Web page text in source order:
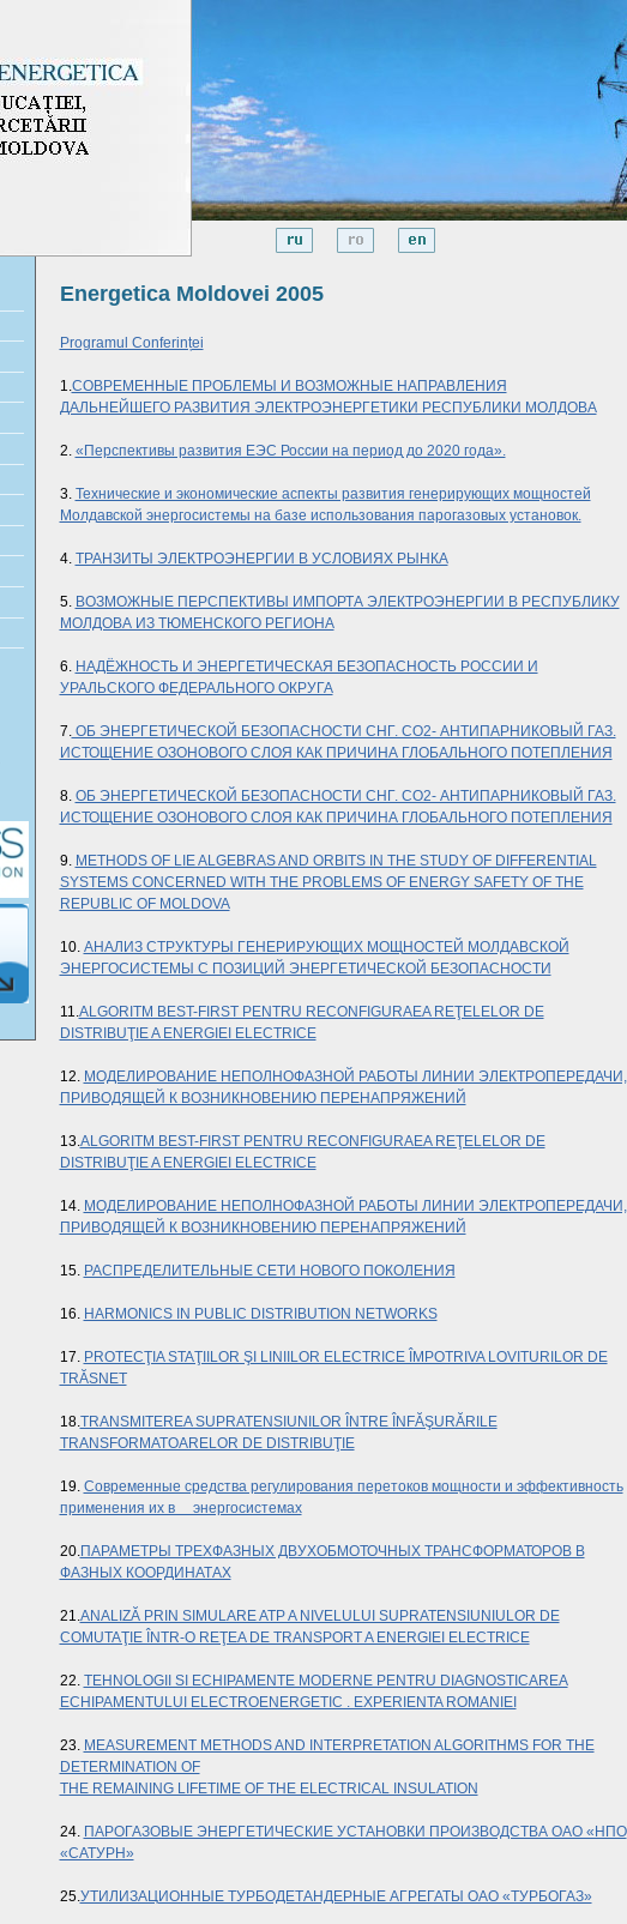
Energetica Moldovei 2005
Programul Conferinței
1.СОВРЕМЕННЫЕ ПРОБЛЕМЫ И ВОЗМОЖНЫЕ НАПРАВЛЕНИЯ
ДАЛЬНЕЙШЕГО РАЗВИТИЯ ЭЛЕКТРОЭНЕРГЕТИКИ РЕСПУБЛИКИ МОЛДОВА
2. «Перспективы развития ЕЭС России на период до 2020 года».
3. Технические и экономические аспекты развития генерирующих мощностей
Молдавской энергосистемы на базе использования парогазовых установок.
4. ТРАНЗИТЫ ЭЛЕКТРОЭНЕРГИИ В УСЛОВИЯХ РЫНКА
5. ВОЗМОЖНЫЕ ПЕРСПЕКТИВЫ ИМПОРТА ЭЛЕКТРОЭНЕРГИИ В РЕСПУБЛИКУ
МОЛДОВА ИЗ ТЮМЕНСКОГО РЕГИОНА
6. НАДЁЖНОСТЬ И ЭНЕРГЕТИЧЕСКАЯ БЕЗОПАСНОСТЬ РОССИИ И
УРАЛЬСКОГО ФЕДЕРАЛЬНОГО ОКРУГА
7.ОБ ЭНЕРГЕТИЧЕСКОЙ БЕЗОПАСНОСТИ СНГ. СО2- АНТИПАРНИКОВЫЙ ГАЗ.
ИСТОЩЕНИЕ ОЗОНОВОГО СЛОЯ КАК ПРИЧИНА ГЛОБАЛЬНОГО ПОТЕПЛЕНИЯ
8. ОБ ЭНЕРГЕТИЧЕСКОЙ БЕЗОПАСНОСТИ СНГ. СО2- АНТИПАРНИКОВЫЙ ГАЗ.
ИСТОЩЕНИЕ ОЗОНОВОГО СЛОЯ КАК ПРИЧИНА ГЛОБАЛЬНОГО ПОТЕПЛЕНИЯ
9. METHODS OF LIE ALGEBRAS AND ORBITS IN THE STUDY OF DIFFERENTIAL
SYSTEMS CONCERNED WITH THE PROBLEMS OF ENERGY SAFETY OF THE
REPUBLIC OF MOLDOVA
10. АНАЛИЗ СТРУКТУРЫ ГЕНЕРИРУЮЩИХ МОЩНОСТЕЙ МОЛДАВСКОЙ
ЭНЕРГОСИСТЕМЫ С ПОЗИЦИЙ ЭНЕРГЕТИЧЕСКОЙ БЕЗОПАСНОСТИ
11.ALGORITM BEST-FIRST PENTRU RECONFIGURAEA REŢELELOR DE
DISTRIBUŢIE A ENERGIEI ELECTRICE
12. МОДЕЛИРОВАНИЕ НЕПОЛНОФАЗНОЙ РАБОТЫ ЛИНИИ ЭЛЕКТРОПЕРЕДАЧИ,
ПРИВОДЯЩЕЙ К ВОЗНИКНОВЕНИЮ ПЕРЕНАПРЯЖЕНИЙ
13.ALGORITM BEST-FIRST PENTRU RECONFIGURAEA REŢELELOR DE
DISTRIBUŢIE A ENERGIEI ELECTRICE
14. МОДЕЛИРОВАНИЕ НЕПОЛНОФАЗНОЙ РАБОТЫ ЛИНИИ ЭЛЕКТРОПЕРЕДАЧИ,
ПРИВОДЯЩЕЙ К ВОЗНИКНОВЕНИЮ ПЕРЕНАПРЯЖЕНИЙ
15. РАСПРЕДЕЛИТЕЛЬНЫЕ СЕТИ НОВОГО ПОКОЛЕНИЯ
16. HARMONICS IN PUBLIC DISTRIBUTION NETWORKS
17. PROTECŢIA STAŢIILOR ŞI LINIILOR ELECTRICE ÎMPOTRIVA LOVITURILOR DE
TRĂSNET
18.TRANSMITEREA SUPRATENSIUNILOR ÎNTRE ÎNFĂŞURĂRILE
TRANSFORMATOARELOR DE DISTRIBUŢIE
19. Современные средства регулирования перетоков мощности и эффективность
применения их в энергосистемах
20.ПАРАМЕТРЫ ТРЕХФАЗНЫХ ДВУХОБМОТОЧНЫХ ТРАНСФОРМАТОРОВ В
ФАЗНЫХ КООРДИНАТАХ
21.ANALIZĂ PRIN SIMULARE ATP A NIVELULUI SUPRATENSIUNIULOR DE
COMUTAŢIE ÎNTR-O REŢEA DE TRANSPORT A ENERGIEI ELECTRICE
22. TEHNOLOGII SI ECHIPAMENTE MODERNE PENTRU DIAGNOSTICAREA
ECHIPAMENTULUI ELECTROENERGETIC . EXPERIENTA ROMANIEI
23. MEASUREMENT METHODS AND INTERPRETATION ALGORITHMS FOR THE
DETERMINATION OF
THE REMAINING LIFETIME OF THE ELECTRICAL INSULATION
24. ПАРОГАЗОВЫЕ ЭНЕРГЕТИЧЕСКИЕ УСТАНОВКИ ПРОИЗВОДСТВА ОАО «НПО
«САТУРН»
25.УТИЛИЗАЦИОННЫЕ ТУРБОДЕТАНДЕРНЫЕ АГРЕГАТЫ ОАО «ТУРБОГАЗ»